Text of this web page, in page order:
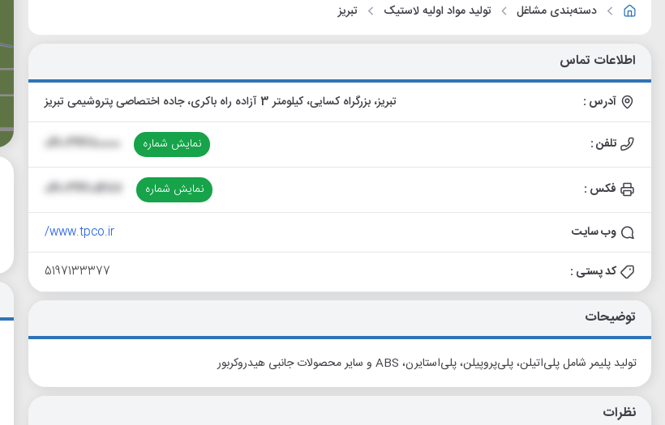
دسته‌بندی مشاغل تولید مواد اولیه لاستیک تبریز
اطلاعات تماس
آدرس : تبریز، بزرگراه کسایی، کیلومتر 3 آزاده راه باکری، جاده اختصاصی پتروشیمی تبریز
تلفن : نمایش شماره 041-34280000
فکس : نمایش شماره 041-34201487
وب سایت www.tpco.ir/
کد پستی : 5197133377
توضیحات
تولید پلیمر شامل پلی‌اتیلن، پلی‌پروپیلن، پلی‌استایرن، ABS و سایر محصولات جانبی هیدروکربور
نظرات